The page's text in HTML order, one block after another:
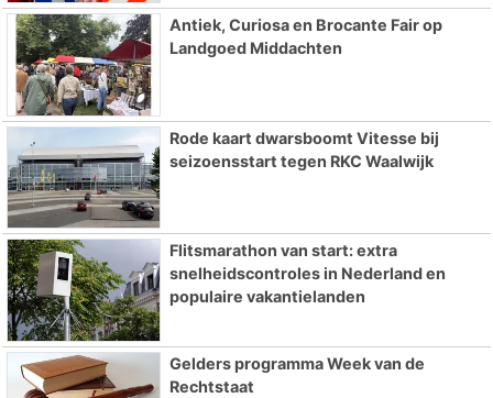
Antiek, Curiosa en Brocante Fair op
Landgoed Middachten
Rode kaart dwarsboomt Vitesse bij
seizoensstart tegen RKC Waalwijk
Flitsmarathon van start: extra
snelheidscontroles in Nederland en
populaire vakantielanden
Gelders programma Week van de
Rechtstaat